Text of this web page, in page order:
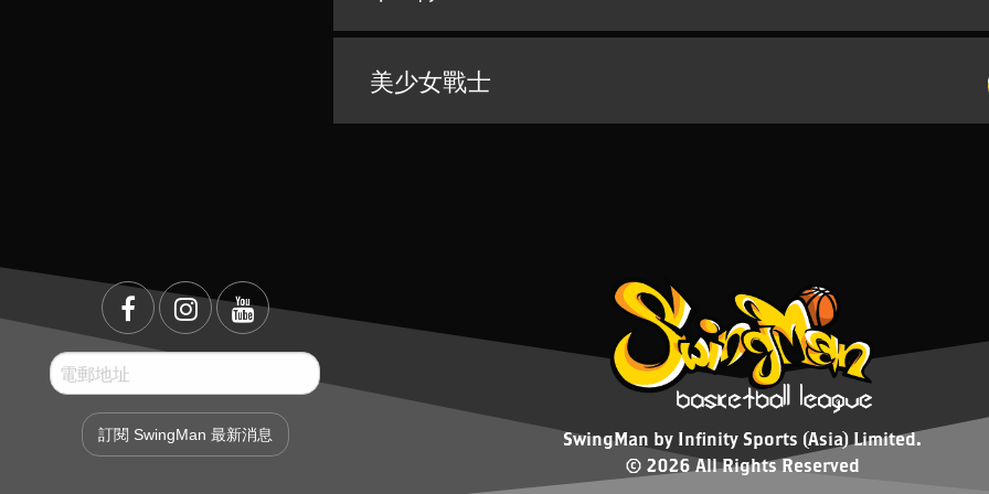
美少女戰士
SwingMan by Infinity Sports (Asia) Limited.
© 2026 All Rights Reserved